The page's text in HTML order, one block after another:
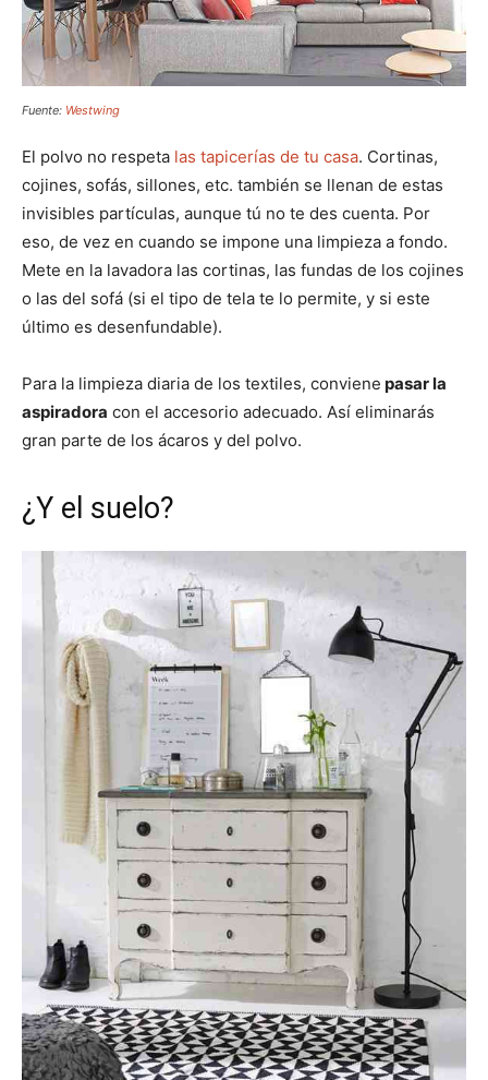
Fuente: Westwing
El polvo no respeta las tapicerías de tu casa. Cortinas,
cojines, sofás, sillones, etc. también se llenan de estas
invisibles partículas, aunque tú no te des cuenta. Por
eso, de vez en cuando se impone una limpieza a fondo.
Mete en la lavadora las cortinas, las fundas de los cojines
o las del sofá (si el tipo de tela te lo permite, y si este
último es desenfundable).
Para la limpieza diaria de los textiles, conviene pasar la
aspiradora con el accesorio adecuado. Así eliminarás
gran parte de los ácaros y del polvo.
¿Y el suelo?